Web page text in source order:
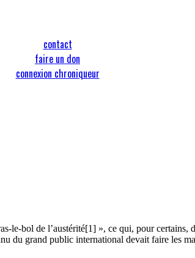
contact
faire un don
connexion chroniqueur
le-bol de l’austérité[1] », ce qui, pour
du grand public international devait faire les